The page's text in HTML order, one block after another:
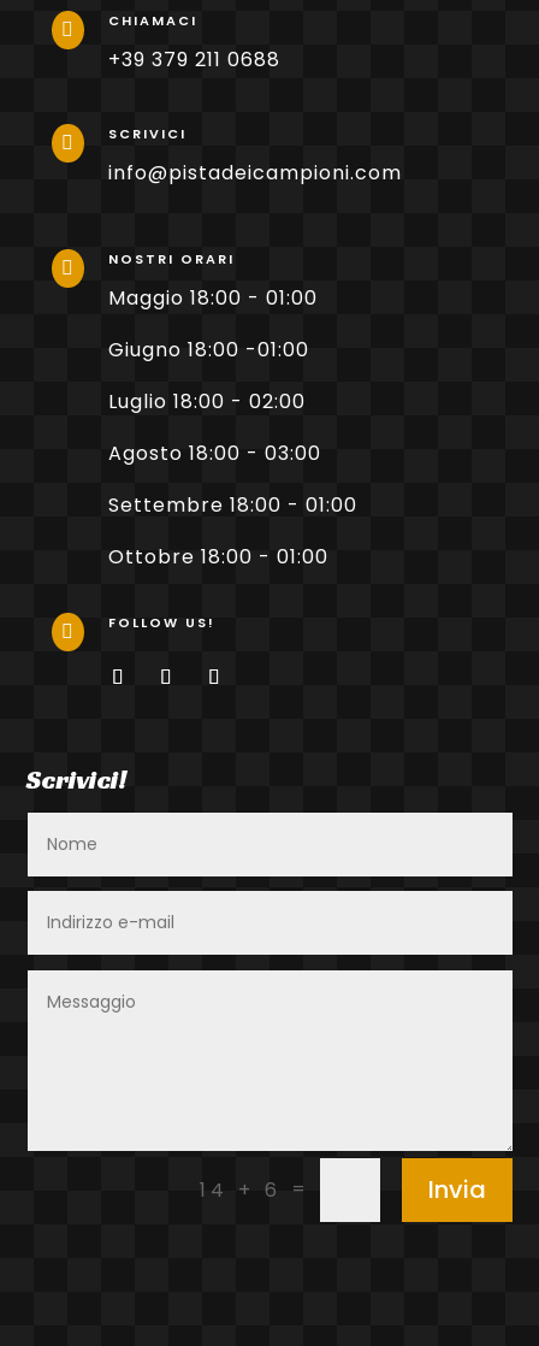
 CHIAMACI
+39 379 211 0688
 SCRIVICI
info@pistadeicampioni.com
 NOSTRI ORARI
Maggio 18:00 - 01:00
Giugno 18:00 -01:00
Luglio 18:00 - 02:00
Agosto 18:00 - 03:00
Settembre 18:00 - 01:00
Ottobre 18:00 - 01:00
 FOLLOW US!
Scrivici!
14 + 6 = Invia